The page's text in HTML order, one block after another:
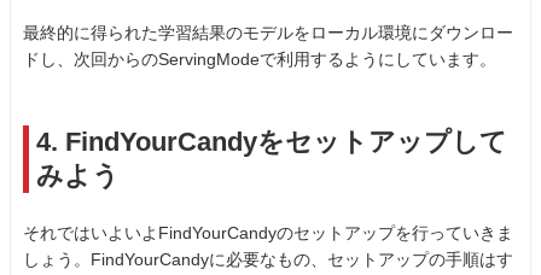
最終的に得られた学習結果のモデルをローカル環境にダウンロー
ドし、次回からのServingModeで利用するようにしています。
4. FindYourCandyをセットアップして
みよう
それではいよいよFindYourCandyのセットアップを行っていきま
しょう。FindYourCandyに必要なもの、セットアップの手順はす